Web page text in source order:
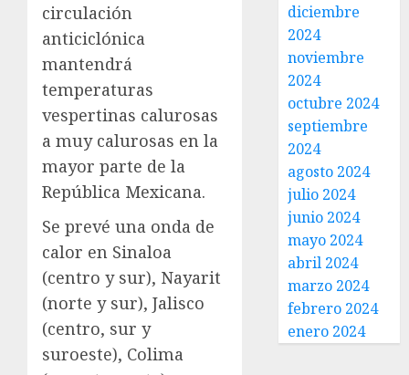
circulación
anticiclónica
mantendrá
temperaturas
vespertinas calurosas
a muy calurosas en la
mayor parte de la
República Mexicana.
Se prevé una onda de
calor en Sinaloa
(centro y sur), Nayarit
(norte y sur), Jalisco
(centro, sur y
suroeste), Colima
diciembre
2024
noviembre
2024
octubre 2024
septiembre
2024
agosto 2024
julio 2024
junio 2024
mayo 2024
abril 2024
marzo 2024
febrero 2024
enero 2024